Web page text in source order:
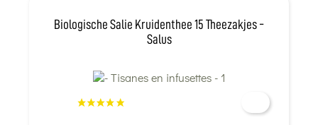
Biologische Salie Kruidenthee 15 Theezakjes -
Salus